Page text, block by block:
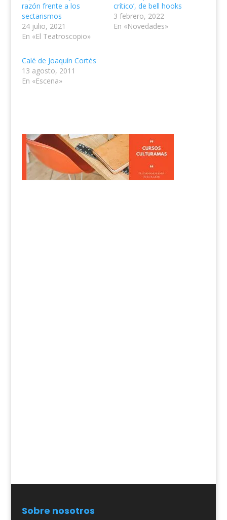
razón frente a los
sectarismos
24 julio, 2021
En «El Teatroscopio»
crítico’, de bell hooks
3 febrero, 2022
En «Novedades»
Calé de Joaquín Cortés
13 agosto, 2011
En «Escena»
Sobre nosotros